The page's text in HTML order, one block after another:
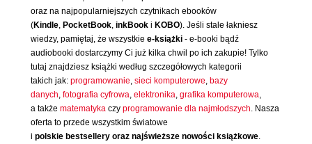
oraz na najpopularniejszych czytnikach ebooków
(Kindle, PocketBook, inkBook i KOBO). Jeśli stale łakniesz
wiedzy, pamiętaj, że wszystkie e-książki - e-booki bądź
audiobooki dostarczymy Ci już kilka chwil po ich zakupie! Tylko
tutaj znajdziesz książki według szczegółowych kategorii
takich jak: programowanie, sieci komputerowe, bazy
danych, fotografia cyfrowa, elektronika, grafika komputerowa,
a także matematyka czy programowanie dla najmłodszych. Nasza
oferta to przede wszystkim światowe
i polskie bestsellery oraz najświeższe nowości książkowe.